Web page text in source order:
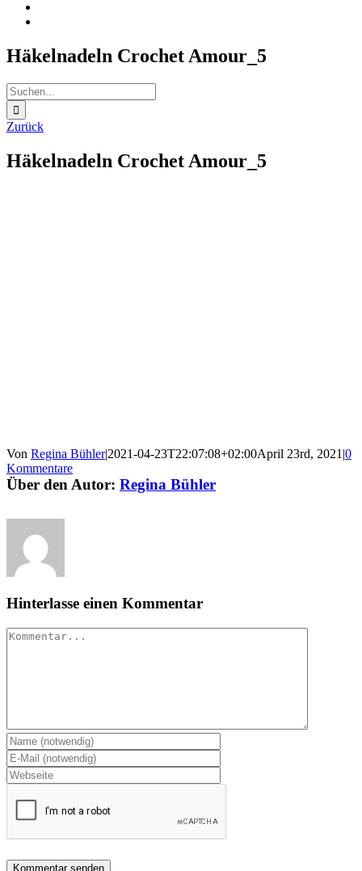
Häkelnadeln Crochet Amour_5
Suche
nach:
Zurück
Häkelnadeln Crochet Amour_5
Von Regina Bühler|2021-04-23T22:07:08+02:00April 23rd, 2021 |0
Kommentare
Über den Autor: Regina Bühler
Hinterlasse einen Kommentar
Kommentar